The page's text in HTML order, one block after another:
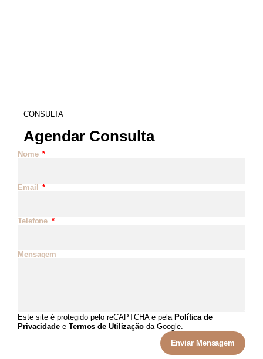
CONSULTA
Agendar Consulta
Nome
Email
Telefone
Mensagem
Este site é protegido pelo reCAPTCHA e pela Política de
Privacidadee Termos de Utilizaçãoda Google.
Enviar Mensagem